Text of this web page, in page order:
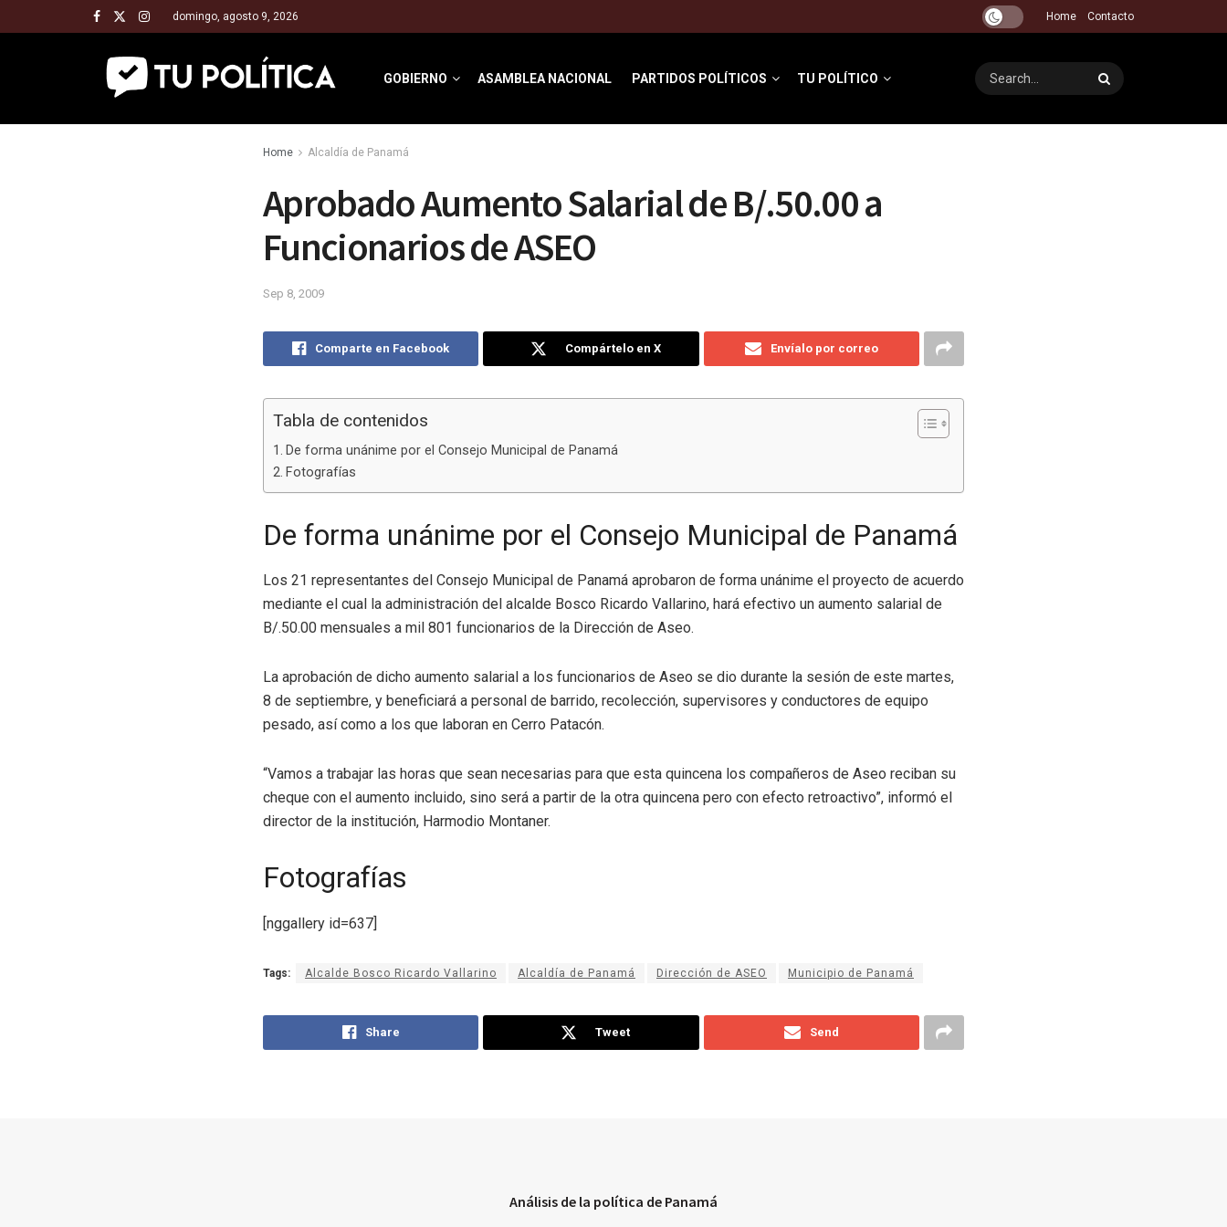
domingo, agosto 9, 2026 Home Contacto
GOBIERNO ASAMBLEA NACIONAL PARTIDOS POLÍTICOS TU POLÍTICO
Home Alcaldía de Panamá
Aprobado Aumento Salarial de B/.50.00 a
Funcionarios de ASEO
Sep 8, 2009
Comparte en Facebook Compártelo en X Envíalo por correo
Tabla de contenidos
De forma unánime por el Consejo Municipal de Panamá
Fotografías
De forma unánime por el Consejo Municipal de Panamá
Los 21 representantes del Consejo Municipal de Panamá aprobaron de forma unánime el proyecto de acuerdo
mediante el cual la administración del alcalde Bosco Ricardo Vallarino, hará efectivo un aumento salarial de
B/.50.00 mensuales a mil 801 funcionarios de la Dirección de Aseo.
La aprobación de dicho aumento salarial a los funcionarios de Aseo se dio durante la sesión de este martes,
8 de septiembre, y beneficiará a personal de barrido, recolección, supervisores y conductores de equipo
pesado, así como a los que laboran en Cerro Patacón.
“Vamos a trabajar las horas que sean necesarias para que esta quincena los compañeros de Aseo reciban su
cheque con el aumento incluido, sino será a partir de la otra quincena pero con efecto retroactivo”, informó el
director de la institución, Harmodio Montaner.
Fotografías
[nggallery id=637]
Tags: Alcalde Bosco Ricardo Vallarino Alcaldía de Panamá Dirección de ASEO Municipio de Panamá
Share Tweet Send
Análisis de la política de Panamá